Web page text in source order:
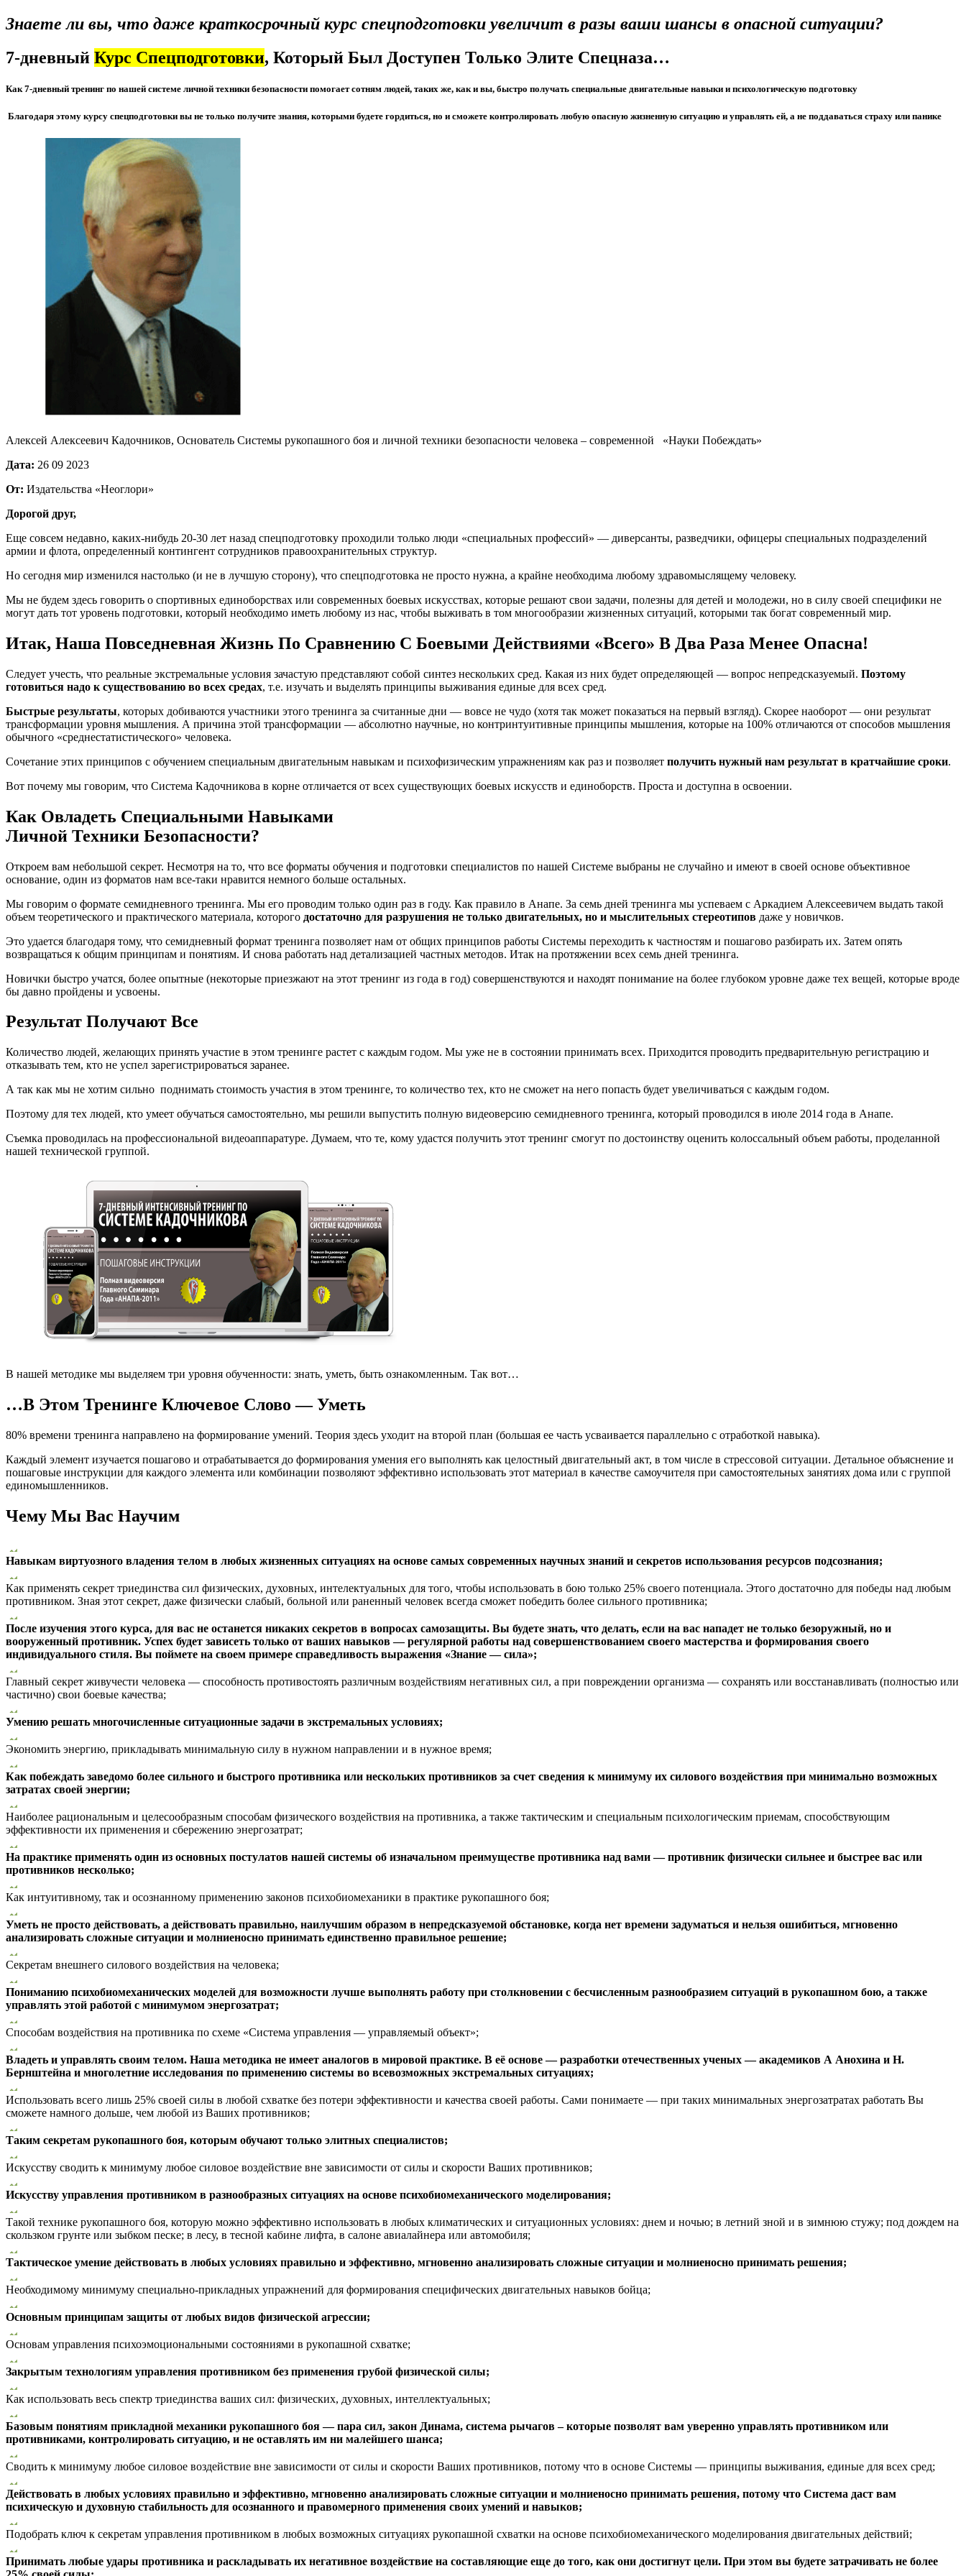
Знаете ли вы, что даже краткосрочный курс спецподготовки увеличит в разы ваши шансы в опасной ситуации?
7-дневный Курс Спецподготовки, Который Был Доступен Только Элите Спецназа…
Как 7-дневный тренинг по нашей системе личной техники безопасности помогает сотням людей, таких же, как и вы, быстро получать специальные двигательные навыки и психологическую подготовку
Благодаря этому курсу спецподготовки вы не только получите знания, которыми будете гордиться, но и сможете контролировать любую опасную жизненную ситуацию и управлять ей, а не поддаваться страху или панике
Алексей Алексеевич Кадочников, Основатель Системы рукопашного боя и личной техники безопасности человека – современной «Науки Побеждать»
Дата: 26 09 2023
От: Издательства «Неоглори»
Дорогой друг,
Еще совсем недавно, каких-нибудь 20-30 лет назад спецподготовку проходили только люди «специальных профессий» — диверсанты, разведчики, офицеры специальных подразделений
армии и флота, определенный контингент сотрудников правоохранительных структур.
Но сегодня мир изменился настолько (и не в лучшую сторону), что спецподготовка не просто нужна, а крайне необходима любому здравомыслящему человеку.
Мы не будем здесь говорить о спортивных единоборствах или современных боевых искусствах, которые решают свои задачи, полезны для детей и молодежи, но в силу своей специфики не
могут дать тот уровень подготовки, который необходимо иметь любому из нас, чтобы выживать в том многообразии жизненных ситуаций, которыми так богат современный мир.
Итак, Наша Повседневная Жизнь По Сравнению С Боевыми Действиями «Всего» В Два Раза Менее Опасна!
Следует учесть, что реальные экстремальные условия зачастую представляют собой синтез нескольких сред. Какая из них будет определяющей — вопрос непредсказуемый. Поэтому
готовиться надо к существованию во всех средах, т.е. изучать и выделять принципы выживания единые для всех сред.
Быстрые результаты, которых добиваются участники этого тренинга за считанные дни — вовсе не чудо (хотя так может показаться на первый взгляд). Скорее наоборот — они результат
трансформации уровня мышления. А причина этой трансформации — абсолютно научные, но контринтуитивные принципы мышления, которые на 100% отличаются от способов мышления
обычного «среднестатистического» человека.
Сочетание этих принципов с обучением специальным двигательным навыкам и психофизическим упражнениям как раз и позволяет получить нужный нам результат в кратчайшие сроки.
Вот почему мы говорим, что Система Кадочникова в корне отличается от всех существующих боевых искусств и единоборств. Проста и доступна в освоении.
Как Овладеть Специальными Навыками
Личной Техники Безопасности?
Откроем вам небольшой секрет. Несмотря на то, что все форматы обучения и подготовки специалистов по нашей Системе выбраны не случайно и имеют в своей основе объективное
основание, один из форматов нам все-таки нравится немного больше остальных.
Мы говорим о формате семидневного тренинга. Мы его проводим только один раз в году. Как правило в Анапе. За семь дней тренинга мы успеваем с Аркадием Алексеевичем выдать такой
объем теоретического и практического материала, которого достаточно для разрушения не только двигательных, но и мыслительных стереотипов даже у новичков.
Это удается благодаря тому, что семидневный формат тренинга позволяет нам от общих принципов работы Системы переходить к частностям и пошагово разбирать их. Затем опять
возвращаться к общим принципам и понятиям. И снова работать над детализацией частных методов. Итак на протяжении всех семь дней тренинга.
Новички быстро учатся, более опытные (некоторые приезжают на этот тренинг из года в год) совершенствуются и находят понимание на более глубоком уровне даже тех вещей, которые вроде
бы давно пройдены и усвоены.
Результат Получают Все
Количество людей, желающих принять участие в этом тренинге растет с каждым годом. Мы уже не в состоянии принимать всех. Приходится проводить предварительную регистрацию и
отказывать тем, кто не успел зарегистрироваться заранее.
А так как мы не хотим сильно поднимать стоимость участия в этом тренинге, то количество тех, кто не сможет на него попасть будет увеличиваться с каждым годом.
Поэтому для тех людей, кто умеет обучаться самостоятельно, мы решили выпустить полную видеоверсию семидневного тренинга, который проводился в июле 2014 года в Анапе.
Съемка проводилась на профессиональной видеоаппаратуре. Думаем, что те, кому удастся получить этот тренинг смогут по достоинству оценить колоссальный объем работы, проделанной
нашей технической группой.
В нашей методике мы выделяем три уровня обученности: знать, уметь, быть ознакомленным. Так вот…
…В Этом Тренинге Ключевое Слово — Уметь
80% времени тренинга направлено на формирование умений. Теория здесь уходит на второй план (большая ее часть усваивается параллельно с отработкой навыка).
Каждый элемент изучается пошагово и отрабатывается до формирования умения его выполнять как целостный двигательный акт, в том числе в стрессовой ситуации. Детальное объяснение и
пошаговые инструкции для каждого элемента или комбинации позволяют эффективно использовать этот материал в качестве самоучителя при самостоятельных занятиях дома или с группой
единомышленников.
Чему Мы Вас Научим
Навыкам виртуозного владения телом в любых жизненных ситуациях на основе самых современных научных знаний и секретов использования ресурсов подсознания;
Как применять секрет триединства сил физических, духовных, интелектуальных для того, чтобы использовать в бою только 25% своего потенциала. Этого достаточно для победы над любым
противником. Зная этот секрет, даже физически слабый, больной или раненный человек всегда сможет победить более сильного противника;
После изучения этого курса, для вас не останется никаких секретов в вопросах самозащиты. Вы будете знать, что делать, если на вас нападет не только безоружный, но и
вооруженный противник. Успех будет зависеть только от ваших навыков — регулярной работы над совершенствованием своего мастерства и формирования своего
индивидуального стиля. Вы поймете на своем примере справедливость выражения «Знание — сила»;
Главный секрет живучести человека — способность противостоять различным воздействиям негативных сил, а при повреждении организма — сохранять или восстанавливать (полностью или
частично) свои боевые качества;
Умению решать многочисленные ситуационные задачи в экстремальных условиях;
Экономить энергию, прикладывать минимальную силу в нужном направлении и в нужное время;
Как побеждать заведомо более сильного и быстрого противника или нескольких противников за счет сведения к минимуму их силового воздействия при минимально возможных
затратах своей энергии;
Наиболее рациональным и целесообразным способам физического воздействия на противника, а также тактическим и специальным психологическим приемам, способствующим
эффективности их применения и сбережению энергозатрат;
На практике применять один из основных постулатов нашей системы об изначальном преимуществе противника над вами — противник физически сильнее и быстрее вас или
противников несколько;
Как интуитивному, так и осознанному применению законов психобиомеханики в практике рукопашного боя;
Уметь не просто действовать, а действовать правильно, наилучшим образом в непредсказуемой обстановке, когда нет времени задуматься и нельзя ошибиться, мгновенно
анализировать сложные ситуации и молниеносно принимать единственно правильное решение;
Секретам внешнего силового воздействия на человека;
Пониманию психобиомеханических моделей для возможности лучше выполнять работу при столкновении с бесчисленным разнообразием ситуаций в рукопашном бою, а также
управлять этой работой с минимумом энергозатрат;
Способам воздействия на противника по схеме «Система управления — управляемый объект»;
Владеть и управлять своим телом. Наша методика не имеет аналогов в мировой практике. В её основе — разработки отечественных ученых — академиков А Анохина и Н.
Бернштейна и многолетние исследования по применению системы во всевозможных экстремальных ситуациях;
Использовать всего лишь 25% своей силы в любой схватке без потери эффективности и качества своей работы. Сами понимаете — при таких минимальных энергозатратах работать Вы
сможете намного дольше, чем любой из Ваших противников;
Таким секретам рукопашного боя, которым обучают только элитных специалистов;
Искусству сводить к минимуму любое силовое воздействие вне зависимости от силы и скорости Ваших противников;
Искусству управления противником в разнообразных ситуациях на основе психобиомеханического моделирования;
Такой технике рукопашного боя, которую можно эффективно использовать в любых климатических и ситуационных условиях: днем и ночью; в летний зной и в зимнюю стужу; под дождем на
скользком грунте или зыбком песке; в лесу, в тесной кабине лифта, в салоне авиалайнера или автомобиля;
Тактическое умение действовать в любых условиях правильно и эффективно, мгновенно анализировать сложные ситуации и молниеносно принимать решения;
Необходимому минимуму специально-прикладных упражнений для формирования специфических двигательных навыков бойца;
Основным принципам защиты от любых видов физической агрессии;
Основам управления психоэмоциональными состояниями в рукопашной схватке;
Закрытым технологиям управления противником без применения грубой физической силы;
Как использовать весь спектр триединства ваших сил: физических, духовных, интеллектуальных;
Базовым понятиям прикладной механики рукопашного боя — пара сил, закон Динама, система рычагов – которые позволят вам уверенно управлять противником или
противниками, контролировать ситуацию, и не оставлять им ни малейшего шанса;
Сводить к минимуму любое силовое воздействие вне зависимости от силы и скорости Ваших противников, потому что в основе Системы — принципы выживания, единые для всех сред;
Действовать в любых условиях правильно и эффективно, мгновенно анализировать сложные ситуации и молниеносно принимать решения, потому что Система даст вам
психическую и духовную стабильность для осознанного и правомерного применения своих умений и навыков;
Подобрать ключ к секретам управления противником в любых возможных ситуациях рукопашной схватки на основе психобиомеханического моделирования двигательных действий;
Принимать любые удары противника и раскладывать их негативное воздействие на составляющие еще до того, как они достигнут цели. При этом вы будете затрачивать не более